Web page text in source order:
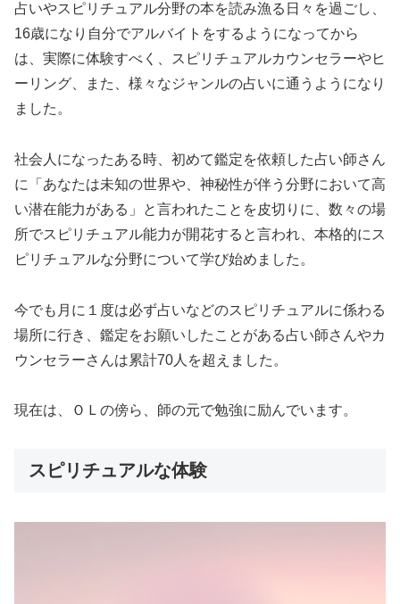
占いやスピリチュアル分野の本を読み漁る日々を過ごし、
16歳になり自分でアルバイトをするようになってから
は、実際に体験すべく、スピリチュアルカウンセラーやヒ
ーリング、また、様々なジャンルの占いに通うようになり
ました。
社会人になったある時、初めて鑑定を依頼した占い師さん
に「あなたは未知の世界や、神秘性が伴う分野において高
い潜在能力がある」と言われたことを皮切りに、数々の場
所でスピリチュアル能力が開花すると言われ、本格的にス
ピリチュアルな分野について学び始めました。
今でも月に１度は必ず占いなどのスピリチュアルに係わる
場所に行き、鑑定をお願いしたことがある占い師さんやカ
ウンセラーさんは累計70人を超えました。
現在は、ＯＬの傍ら、師の元で勉強に励んでいます。
スピリチュアルな体験